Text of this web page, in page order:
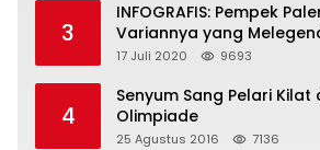
3
INFOGRAFIS: Pempek
Variannya yang
17 Juli 2020 9693
4
Senyum Sang Pelari Kilat
Olimpiade
25 Agustus 2016 7136